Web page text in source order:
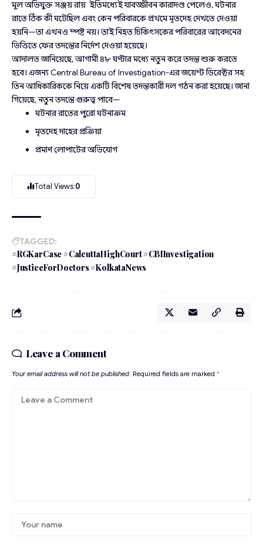
মূল অভিযুক্ত সঞ্জয় রায় ইতিমধ্যেই যাবজ্জীবন কারাদণ্ড পেলেও, ঘটনার
রাতে ঠিক কী ঘটেছিল এবং কেন পরিবারকে প্রথমে মৃতদেহ দেখতে দেওয়া
হয়নি—তা এখনও স্পষ্ট নয়। তাই নিহত চিকিৎসকের পরিবারের আবেদনের
ভিত্তিতে ফের তদন্তের নির্দেশ দেওয়া হয়েছে।
আদালত জানিয়েছে, আগামী ৪৮ ঘণ্টার মধ্যে নতুন করে তদন্ত শুরু করতে
হবে। এজন্য Central Bureau of Investigation-এর জয়েন্ট ডিরেক্টর সহ
তিন আধিকারিককে নিয়ে একটি বিশেষ তদন্তকারী দল গঠন করা হয়েছে। জানা
গিয়েছে, নতুন তদন্তে গুরুত্ব পাবে—
ঘটনার রাতের পুরো ঘটনাক্রম
মৃতদেহ দাহের প্রক্রিয়া
প্রমাণ লোপাটের অভিযোগ
Total Views:0
TAGGED:
#RGKarCase #CalcuttaHighCourt #CBIInvestigation
#JusticeForDoctors #KolkataNews
Leave a Comment
Your email address will not be published. Required fields are marked *